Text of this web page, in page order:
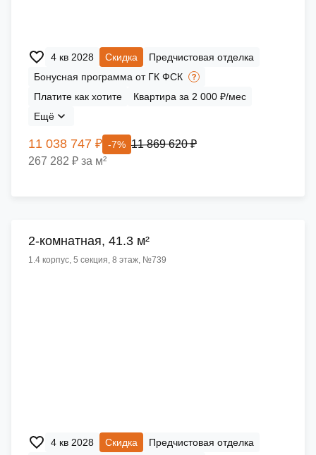
4 кв 2028 Скидка
Предчистовая отделка
Бонусная программа от ГК ФСК
Платите как хотите
Квартира за 2 000 ₽/мес
Ещё
11 038 747 ₽ -7% 11 869 620 ₽
267 282 ₽ за м²
2-комнатная, 41.3 м²
1.4 корпус, 5 секция, 8 этаж, №739
4 кв 2028 Скидка
Предчистовая отделка